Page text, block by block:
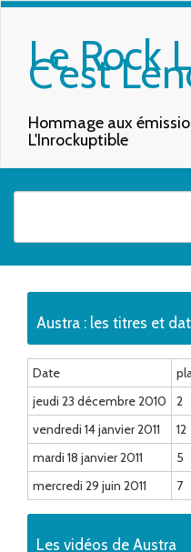
Le Rock
C'est
Hommage aux
L'Inrockuptible
Austra : les titres et
Date
jeudi 23 décembre 2010
2
vendredi 14 janvier 2011
12
mardi 18 janvier 2011
5
mercredi 29 juin 2011
7
Les vidéos de Austra